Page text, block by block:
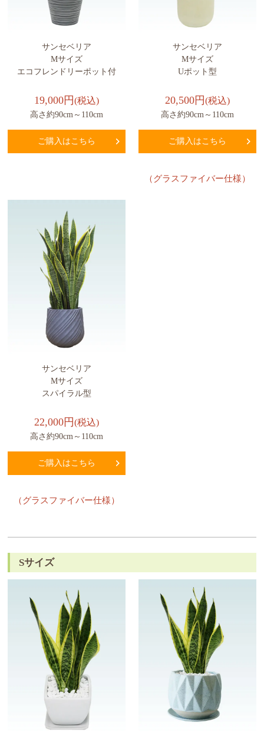
サンセベリア
Mサイズ
エコフレンドリーポット付
19,000円(税込)
高さ約90cm～110cm
ご購入はこちら
サンセベリア
Mサイズ
Uポット型
20,500円(税込)
高さ約90cm～110cm
ご購入はこちら
（グラスファイバー仕様）
サンセベリア
Mサイズ
スパイラル型
22,000円(税込)
高さ約90cm～110cm
ご購入はこちら
（グラスファイバー仕様）
Sサイズ